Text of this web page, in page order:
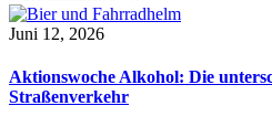
Juni 12, 2026
Aktionswoche Alkohol: Die
Straßenverkehr